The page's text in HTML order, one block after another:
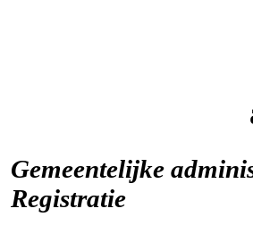
Gemeentelijke
Registratie